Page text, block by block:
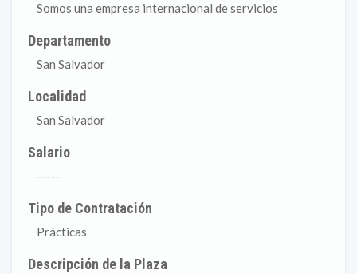
Somos una empresa internacional de servicios
Departamento
San Salvador
Localidad
San Salvador
Salario
-----
Tipo de Contratación
Prácticas
Descripción de la Plaza